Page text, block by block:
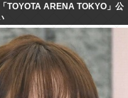
TOYOTA ARENA TOKYO」公